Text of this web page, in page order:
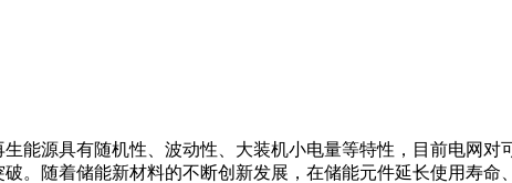
能源具有随机性、波动性、大装机小电量等特性，目前电网
。随着储能新材料的不断创新发展，在储能元件延长使用寿